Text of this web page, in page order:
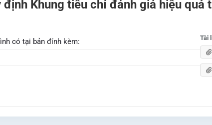
Khung tiêu chí đánh giá hiệu
có tại bản đính kèm:
Tài